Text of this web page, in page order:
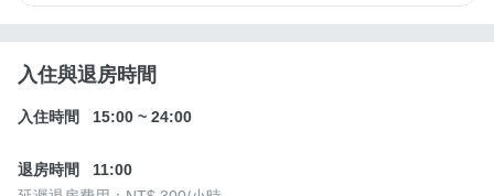
入住與退房時間
入住時間 15:00 ~ 24:00
退房時間
11:00